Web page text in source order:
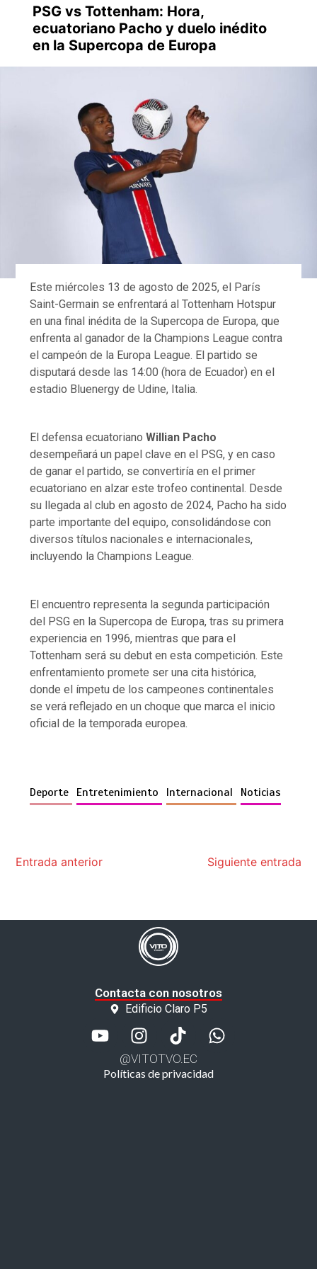
PSG vs Tottenham: Hora,
ecuatoriano Pacho y duelo inédito
en la Supercopa de Europa
Este miércoles 13 de agosto de 2025, el París
Saint-Germain se enfrentará al Tottenham Hotspur
en una final inédita de la Supercopa de Europa, que
enfrenta al ganador de la Champions League contra
el campeón de la Europa League. El partido se
disputará desde las 14:00 (hora de Ecuador) en el
estadio Bluenergy de Udine, Italia.
El defensa ecuatorianoWillian Pacho
desempeñará un papel clave en el PSG, y en caso
de ganar el partido, se convertiría en el primer
ecuatoriano en alzar este trofeo continental. Desde
su llegada al club en agosto de 2024, Pacho ha sido
parte importante del equipo, consolidándose con
diversos títulos nacionales e internacionales,
incluyendo la Champions League.
El encuentro representa la segunda participación
del PSG en la Supercopa de Europa, tras su primera
experiencia en 1996, mientras que para el
Tottenham será su debut en esta competición. Este
enfrentamiento promete ser una cita histórica,
donde el ímpetu de los campeones continentales
se verá reflejado en un choque que marca el inicio
oficial de la temporada europea.
Deporte Entretenimiento Internacional Noticias
Entrada anterior Siguiente entrada
Contacta con nosotros
Edificio Claro P5
@VITOTVO.EC
Políticas de privacidad